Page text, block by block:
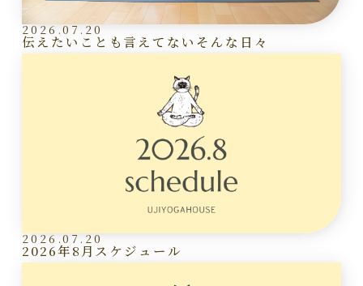
2026.07.20
伝えたいことも言えてないそんな日々
2026.07.20
2026年8月スケジュール